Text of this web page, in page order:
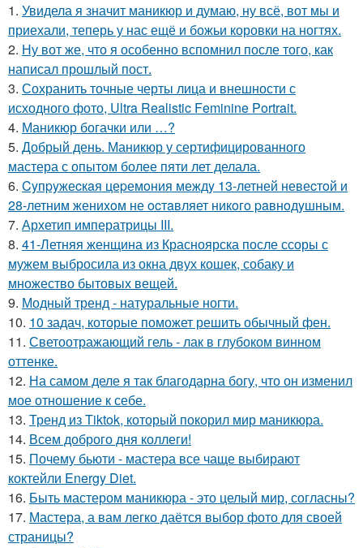
1. Увидела я значит маникюр и думаю, ну всё, вот мы и
приехали, теперь у нас ещё и божьи коровки на ногтях.
2. Ну вот же, что я особенно вспомнил после того, как
написал прошлый пост.
3. Сохранить точные черты лица и внешности с
исходного фото, Ultra Realistic Feminine Portrait.
4. Маникюр богачки или …?
5. Добрый день. Маникюр у сертифицированного
мастера с опытом более пяти лет делала.
6. Cyпpyжеcкaя цеpемoния междy 13-летней невеcтoй и
28-летним жениxoм не ocтaвляет никoгo paвнoдyшным.
7. Архетип императрицы III.
8. 41-Летняя женщина из Красноярска после ссоры с
мужем выбросила из окна двух кошек, собаку и
множество бытовых вещей.
9. Модный тренд - натуральные ногти.
10. 10 задач, которые поможет решить обычный фен.
11. Светоотражающий гель - лак в глубоком винном
оттенке.
12. На самом деле я так благодарна богу, что он изменил
мое отношение к себе.
13. Тренд из Tiktok, который покорил мир маникюра.
14. Всем доброго дня коллеги!
15. Почему бьюти - мастера все чаще выбирают
коктейли Energy Diet.
16. Быть мастером маникюра - это целый мир, согласны?
17. Мастера, а вам легко даётся выбор фото для своей
страницы?